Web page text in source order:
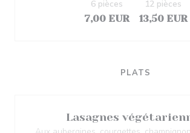
7,00 EUR
6 pièces
13,50 EUR
12 pièces
PLATS
Lasagnes